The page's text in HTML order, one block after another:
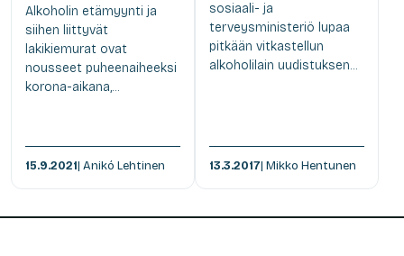
Alkoholin etämyynti ja
siihen liittyvät
lakikiemurat ovat
nousseet puheenaiheeksi
korona-aikana,...
15.9.2021| Anikó Lehtinen
sosiaali- ja
terveysministeriö lupaa
pitkään vitkastellun
alkoholilain uudistuksen...
13.3.2017| Mikko Hentunen